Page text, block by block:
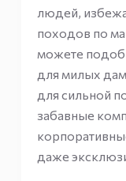
людей,
походов по
можете
для милых
для сильной
забавные
даже